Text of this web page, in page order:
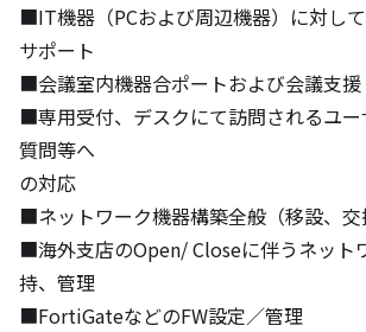
■IT機器（PCおよび周辺機器）に対し
サポート
■会議室内機器合ポートおよび会議支援
■専用受付、デスクにて訪問されるユ
質問等へ
の対応
■ネットワーク機器構築全般（移設、交
■海外支店のOpen/ Closeに伴うネット
持、管理
■FortiGateなどのFW設定／管理